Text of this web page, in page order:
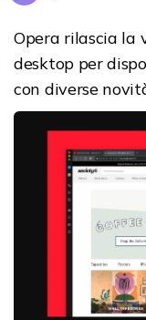
Opera rilascia la
desktop per
con diverse